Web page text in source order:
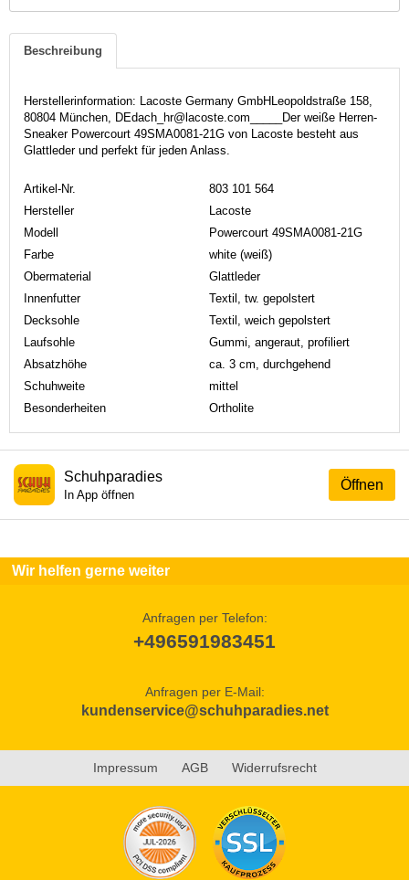
Beschreibung
Herstellerinformation: Lacoste Germany GmbHLeopoldstraße 158,
80804 München, DEdach_hr@lacoste.com_____Der weiße Herren-
Sneaker Powercourt 49SMA0081-21G von Lacoste besteht aus
Glattleder und perfekt für jeden Anlass.
Artikel-Nr.
803 101 564
Hersteller
Lacoste
Modell
Powercourt 49SMA0081-21G
Farbe
white (weiß)
Obermaterial
Glattleder
Innenfutter
Textil, tw. gepolstert
Decksohle
Textil, weich gepolstert
Laufsohle
Gummi, angeraut, profiliert
Absatzhöhe
ca. 3 cm, durchgehend
Schuhweite
mittel
Besonderheiten
Ortholite
Öffnen
Schuhparadies
In App öffnen
Wir helfen gerne weiter
Anfragen per Telefon:
+496591983451
Anfragen per E-Mail:
kundenservice@schuhparadies.net
Impressum AGB Widerrufsrecht